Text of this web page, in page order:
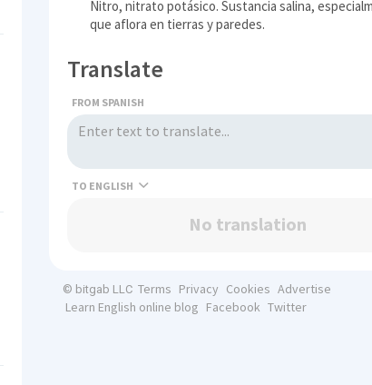
Nitro, nitrato potásico. Sustancia salina,
que aflora en tierras y paredes.
Translate
FROM SPANISH
TO
No translation
© bitgab LLC Terms Privacy Cookies Advertise
Learn English online blog Facebook Twitter